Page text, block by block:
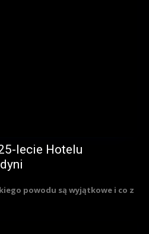
lecie Hotelu
powodu są wyjątkowe i co z